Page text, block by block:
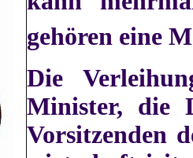
gehören eine
Die
Minister, die
Vorsitzenden